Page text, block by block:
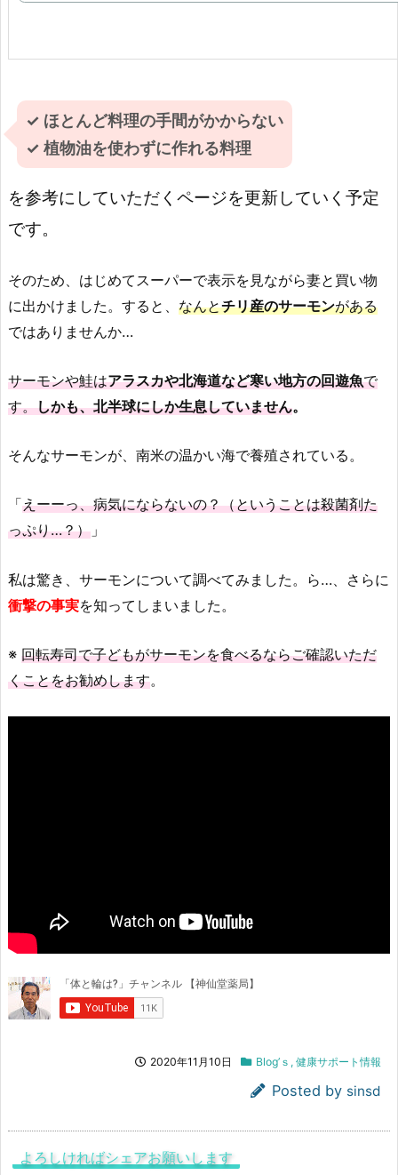
✓ ほとんど料理の手間がかからない
✓ 植物油を使わずに作れる料理
を参考にしていただくページを更新していく予定
です。
そのため、はじめてスーパーで表示を見ながら妻と買い物
に出かけました。すると、 なんとチリ産のサーモンがある
ではありませんか…
サーモンや鮭はアラスカや北海道など寒い地方の回遊魚で
す。しかも、北半球にしか生息していません。
そんなサーモンが、南米の温かい海で養殖されている。
「えーーっ、病気にならないの？（ということは殺菌剤た
っぷり…？） 」
私は驚き、サーモンについて調べてみました。ら…、さらに
衝撃の事実を知ってしまいました。
※ 回転寿司で子どもがサーモンを食べるならご確認いただ
くことをお勧めします。
2020年11月10日 Blog’ｓ , 健康サポート情報
Posted by sinsd
よろしければシェアお願いします